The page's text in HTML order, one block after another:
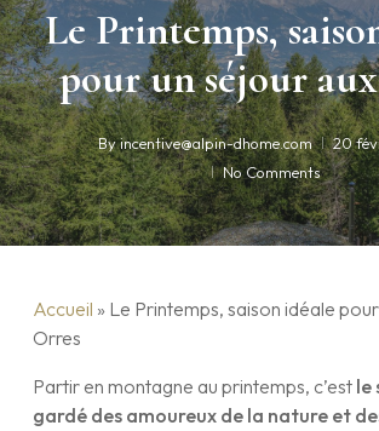
Le Printemps,
pour un séjour
Byincentive@alpin-dhome.com
20
No Comments
Accueil » Le Printemps, saison idéale
Orres
Partir en montagne au printemps, c’est le
gardé des amoureux de la nature et